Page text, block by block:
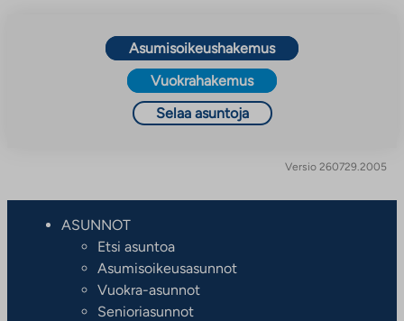
Asumisoikeushakemus
Vuokrahakemus
Selaa asuntoja
Versio 260729.2005
ASUNNOT
Etsi asuntoa
Asumisoikeusasunnot
Vuokra-asunnot
Senioriasunnot